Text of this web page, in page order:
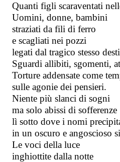
Quanti figli scaraventati
Uomini, donne, bambini
straziati da fili di ferro
e scagliati nei pozzi
legati dal tragico stesso
Sguardi allibiti, sgomenti,
Torture addensate come
sulle agonie dei pensieri.
Niente più slanci di sogni
ma solo abissi di sofferenze
lì sotto dove i nomi
in un oscuro e angoscioso
Le voci della luce
inghiottite dalla notte